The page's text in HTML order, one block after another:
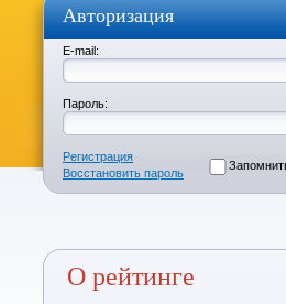
Авторизация
E-mail:
Пароль:
Регистрация
Восстановить пароль
О рейтинге